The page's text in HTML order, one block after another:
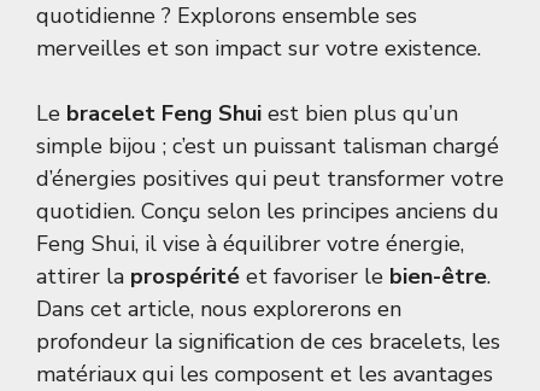
quotidienne ? Explorons ensemble ses
merveilles et son impact sur votre existence.
Le bracelet Feng Shui est bien plus qu’un
simple bijou ; c’est un puissant talisman chargé
d’énergies positives qui peut transformer votre
quotidien. Conçu selon les principes anciens du
Feng Shui, il vise à équilibrer votre énergie,
attirer la prospérité et favoriser le bien-être.
Dans cet article, nous explorerons en
profondeur la signification de ces bracelets, les
matériaux qui les composent et les avantages